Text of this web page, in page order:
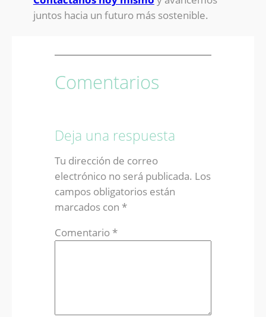
juntos hacia un futuro más sostenible.
Comentarios
Deja una respuesta
Tu dirección de correo
electrónico no será publicada. Los
campos obligatorios están
marcados con *
Comentario*